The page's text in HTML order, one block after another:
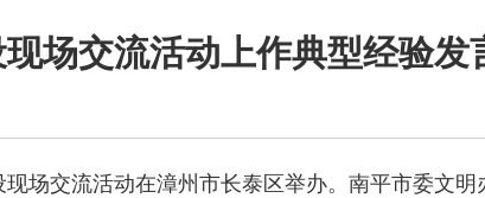
场交流活动上作典型经验发
场交流活动在漳州市长泰区举办。南平市委文明